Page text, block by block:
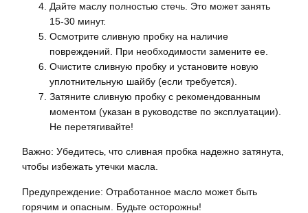
Дайте маслу полностью стечь. Это может занять
15-30 минут.
Осмотрите сливную пробку на наличие
повреждений. При необходимости замените ее.
Очистите сливную пробку и установите новую
уплотнительную шайбу (если требуется).
Затяните сливную пробку с рекомендованным
моментом (указан в руководстве по эксплуатации).
Не перетягивайте!
Важно: Убедитесь‚ что сливная пробка надежно затянута‚
чтобы избежать утечки масла.
Предупреждение: Отработанное масло может быть
горячим и опасным. Будьте осторожны!